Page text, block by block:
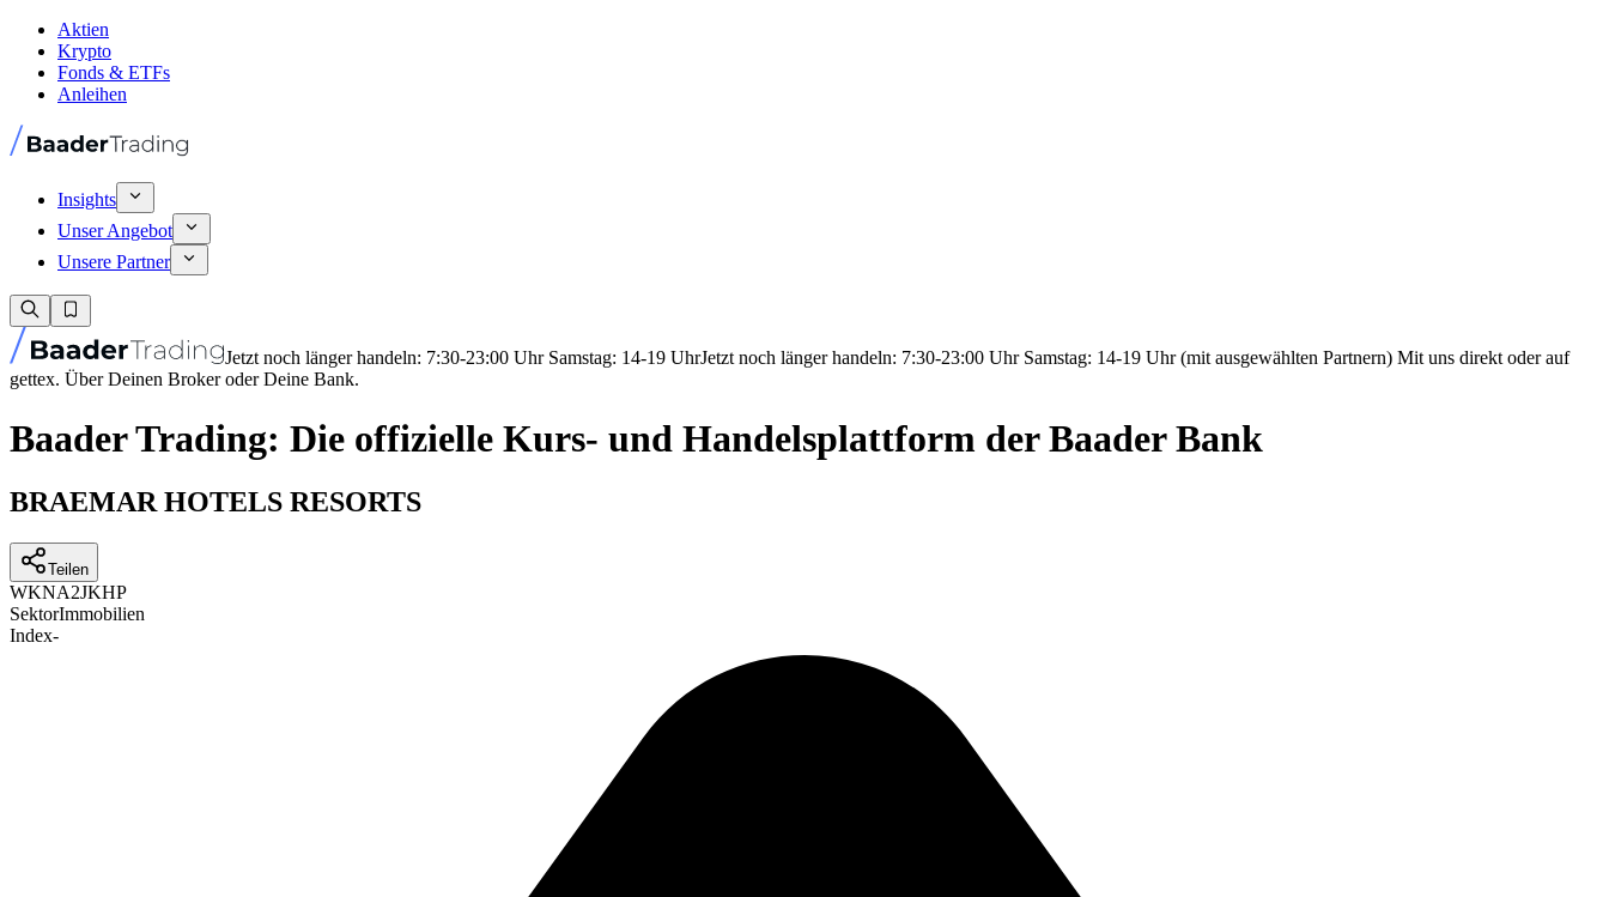
Aktien
Krypto
Fonds & ETFs
Anleihen
Insights
Unser Angebot
Unsere Partner
Jetzt noch länger handeln: 7:30-23:00 Uhr Samstag: 14-19 UhrJetzt noch länger handeln: 7:30-23:00 Uhr Samstag: 14-19 Uhr (mit ausgewählten Partnern) Mit uns direkt oder auf
gettex. Über Deinen Broker oder Deine Bank.
Baader Trading: Die offizielle Kurs- und Handelsplattform der Baader Bank
BRAEMAR HOTELS RESORTS
Teilen
WKNA2JKHP
SektorImmobilien
Index-